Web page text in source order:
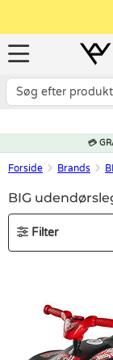
💳
Forside Brands
BIG
Filter